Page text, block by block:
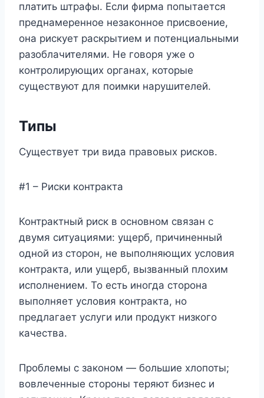
платить штрафы. Если фирма попытается
преднамеренное незаконное присвоение,
она рискует раскрытием и потенциальными
разоблачителями. Не говоря уже о
контролирующих органах, которые
существуют для поимки нарушителей.
Типы
Существует три вида правовых рисков.
#1 – Риски контракта
Контрактный риск в основном связан с
двумя ситуациями: ущерб, причиненный
одной из сторон, не выполняющих условия
контракта, или ущерб, вызванный плохим
исполнением. То есть иногда сторона
выполняет условия контракта, но
предлагает услуги или продукт низкого
качества.
Проблемы с законом — большие хлопоты;
вовлеченные стороны теряют бизнес и